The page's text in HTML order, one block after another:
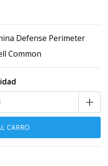
Defense Perimeter
Common
+